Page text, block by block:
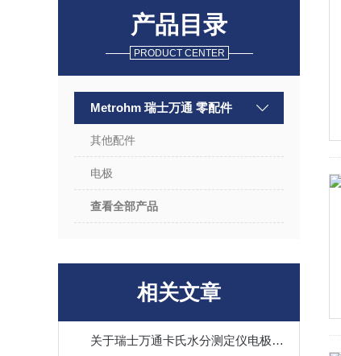
产品目录
PRODUCT CENTER
Metrohm 瑞士万通 零配件
其他配件
电极
查看全部产品
相关文章
关于瑞士万通卡氏水分测定仪电极的那一系列小问题